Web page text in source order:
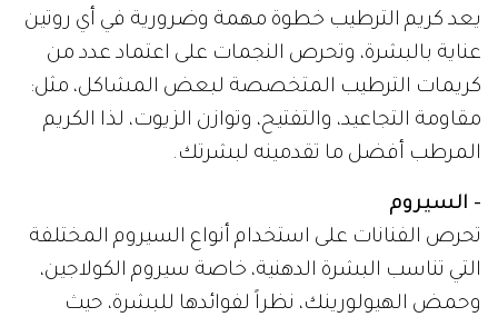
يعد كريم الترطيب خطوة مهمة وضرورية في أي روتين
عناية بالبشرة، وتحرص النجمات على اعتماد عدد من
كريمات الترطيب المتخصصة لبعض المشاكل، مثل:
مقاومة التجاعيد، والتفتيح، وتوازن الزيوت، لذا الكريم
المرطب أفضل ما تقدمينه لبشرتك.
- السيروم
تحرص الفنانات على استخدام أنواع السيروم المختلفة
التي تناسب البشرة الدهنية، خاصة سيروم الكولاجين،
وحمض الهيولورينك، نظراً لفوائدها للبشرة، حيث